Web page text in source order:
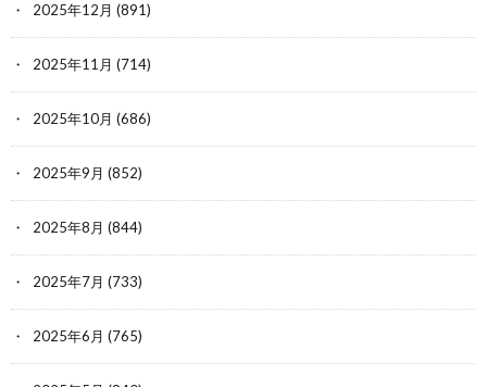
2025年12月 (891)
2025年11月 (714)
2025年10月 (686)
2025年9月 (852)
2025年8月 (844)
2025年7月 (733)
2025年6月 (765)